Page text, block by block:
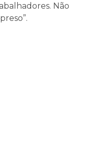
Não